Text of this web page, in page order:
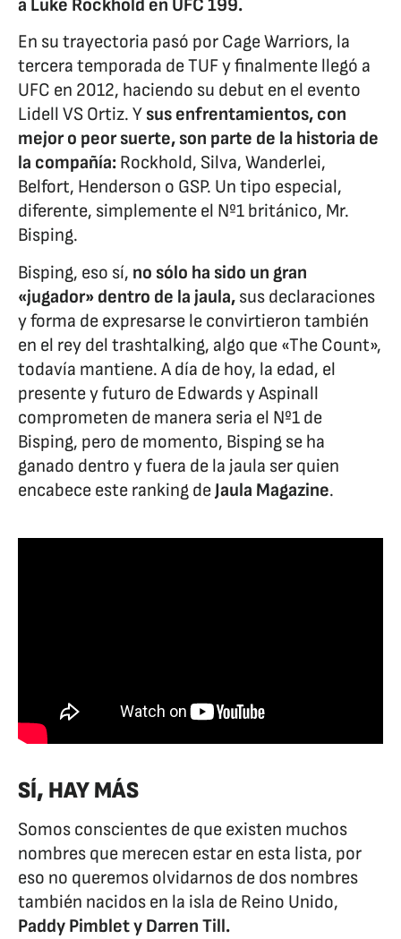
a Luke Rockhold en UFC 199.
En su trayectoria pasó por Cage Warriors, la
tercera temporada de TUF y finalmente llegó a
UFC en 2012, haciendo su debut en el evento
Lidell VS Ortiz. Y sus enfrentamientos, con
mejor o peor suerte, son parte de la historia de
la compañía: Rockhold, Silva, Wanderlei,
Belfort, Henderson o GSP. Un tipo especial,
diferente, simplemente el Nº1 británico, Mr.
Bisping.
Bisping, eso sí, no sólo ha sido un gran
«jugador» dentro de la jaula, sus declaraciones
y forma de expresarse le convirtieron también
en el rey del trashtalking, algo que «The Count»,
todavía mantiene. A día de hoy, la edad, el
presente y futuro de Edwards y Aspinall
comprometen de manera seria el Nº1 de
Bisping, pero de momento, Bisping se ha
ganado dentro y fuera de la jaula ser quien
encabece este ranking de Jaula Magazine.
SÍ, HAY MÁS
Somos conscientes de que existen muchos
nombres que merecen estar en esta lista, por
eso no queremos olvidarnos de dos nombres
también nacidos en la isla de Reino Unido,
Paddy Pimblet y Darren Till.